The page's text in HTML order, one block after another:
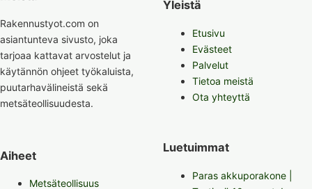
Rakennustyot.com on
asiantunteva sivusto, joka
tarjoaa kattavat arvostelut ja
käytännön ohjeet työkaluista,
puutarhavälineistä sekä
metsäteollisuudesta.
Yleistä
Etusivu
Evästeet
Palvelut
Tietoa meistä
Ota yhteyttä
Aiheet
Metsäteollisuus
Luetuimmat
Paras akkuporakone |